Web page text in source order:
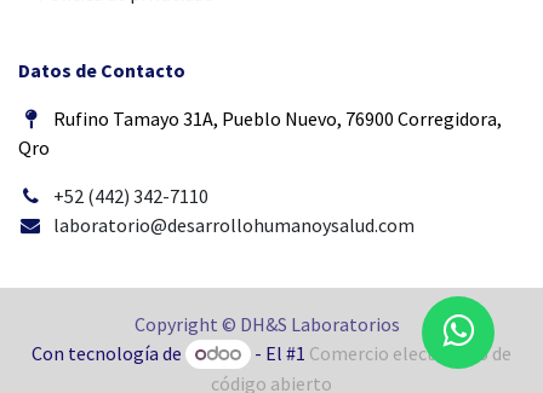
Datos de Contacto
Rufino Tamayo 31A, Pueblo Nuevo, 76900 Corregidora,
Qro
+52 (442) 342-7110
laboratorio@desarrollohumanoysalud.com
Copyright © DH&S Laboratorios
Con tecnología de
- El #1 Comercio electrónico de
código abierto